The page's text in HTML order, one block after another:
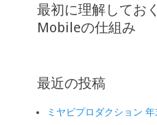
最初に理解してお
Mobileの仕組み
最近の投稿
ミヤビプロダクション